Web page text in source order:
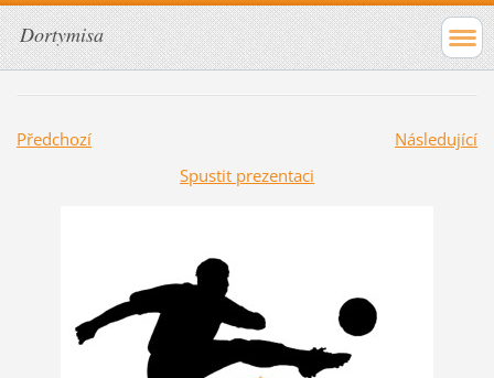
Dortymisa
Předchozí
Následující
Spustit prezentaci